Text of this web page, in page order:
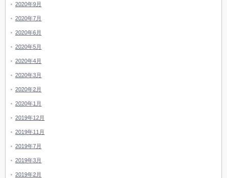
2020年9月
2020年7月
2020年6月
2020年5月
2020年4月
2020年3月
2020年2月
2020年1月
2019年12月
2019年11月
2019年7月
2019年3月
2019年2月